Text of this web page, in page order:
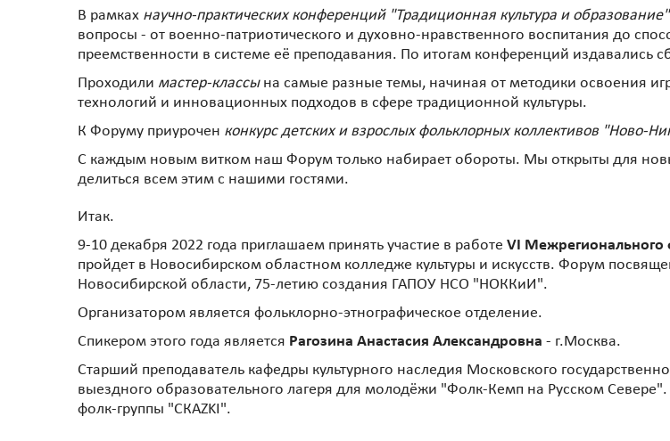
В рамках научно-практических конференций "Традиционная культура и образование"
вопросы - от военно-патриотического и духовно-нравственного воспитания до
преемственности в системе её преподавания. По итогам конференций издавались
Проходили мастер-классына самые разные темы, начиная от методики освоения
технологий и инновационных подходов в сфере традиционной культуры.
К Форуму приурочен конкурс детских и взрослых фольклорных коллективов "Ново-
С каждым новым витком наш Форум только набирает обороты. Мы открыты для
делиться всем этим с нашими гостями.
Итак.
9-10 декабря 2022 года приглашаем принять участие в работе VI Межрегионального
пройдет в Новосибирском областном колледже культуры и искусств. Форум
Новосибирской области, 75-летию создания ГАПОУ НСО "НОККиИ".
Организатором является фольклорно-этнографическое отделение.
Спикером этого года является Рагозина Анастасия Александровна - г.Москва.
Старший преподаватель кафедры культурного наследия Московского
выездного образовательного лагеря для молодёжи "Фолк-Кемп на Русском
фолк-группы "СКАZKI".